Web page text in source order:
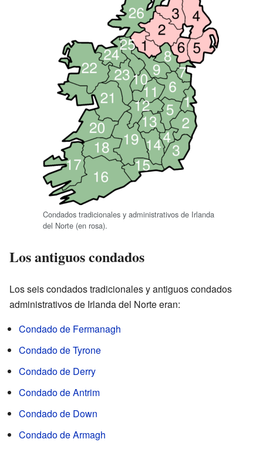
Condados tradicionales y administrativos de Irlanda
del Norte (en rosa).
Los antiguos condados
Los seis condados tradicionales y antiguos condados
administrativos de Irlanda del Norte eran:
Condado de Fermanagh
Condado de Tyrone
Condado de Derry
Condado de Antrim
Condado de Down
Condado de Armagh